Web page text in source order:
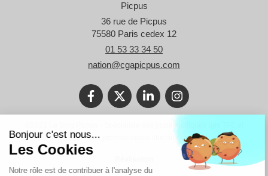
Picpus
36 rue de Picpus
75580 Paris cedex 12
01 53 33 34 50
nation@cgapicpus.com
des professionnels libéraux.
Continuer sans accepter
Bonjour c'est nous...
Les Cookies
Notre rôle est de contribuer à l'analyse du